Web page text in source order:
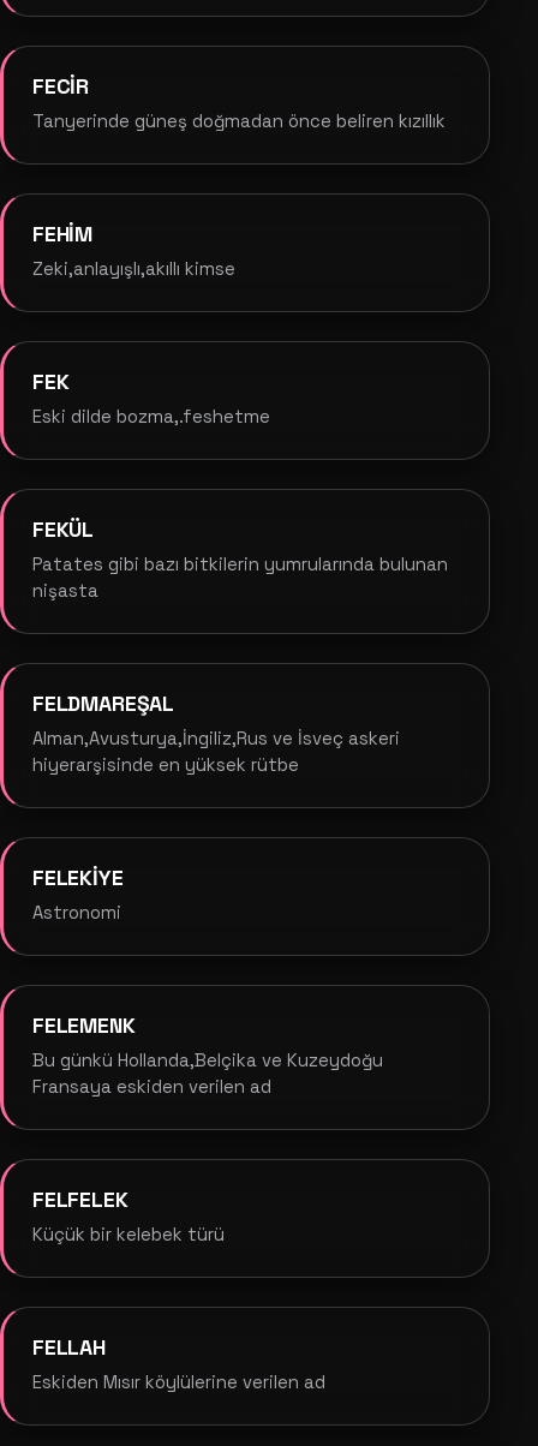
FECİR
Tanyerinde güneş doğmadan önce beliren kızıllık
FEHİM
Zeki,anlayışlı,akıllı kimse
FEK
Eski dilde bozma,.feshetme
FEKÜL
Patates gibi bazı bitkilerin yumrularında bulunan
nişasta
FELDMAREŞAL
Alman,Avusturya,İngiliz,Rus ve İsveç askeri
hiyerarşisinde en yüksek rütbe
FELEKİYE
Astronomi
FELEMENK
Bu günkü Hollanda,Belçika ve Kuzeydoğu
Fransaya eskiden verilen ad
FELFELEK
Küçük bir kelebek türü
FELLAH
Eskiden Mısır köylülerine verilen ad